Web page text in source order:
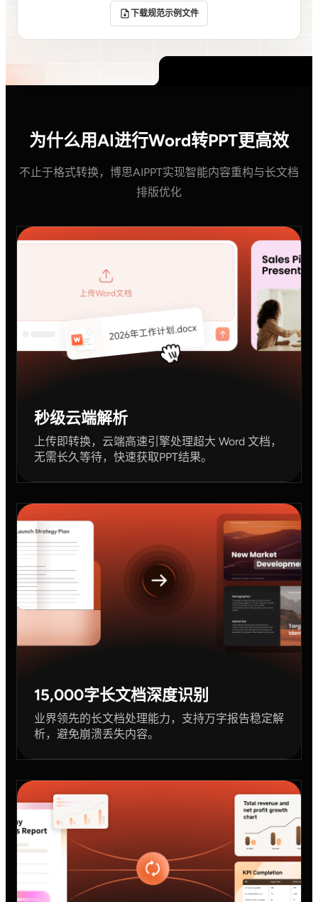
私有化部署
企业模板定制
帮助中心
PPT技巧
下载规范示例文件
为什么用AI进行Word转PPT更高效
不止于格式转换，博思AIPPT实现智能内容重构与长文档
排版优化
秒级云端解析
上传即转换，云端高速引擎处理超大 Word 文档，
无需长久等待，快速获取PPT结果。
15,000字长文档深度识别
业界领先的长文档处理能力，支持万字报告稳定解
析，避免崩溃丢失内容。